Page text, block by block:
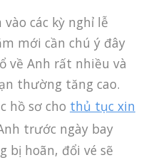
các kỳ nghỉ lễ
mới cần chú ý đây
về Anh rất nhiều và
thường tăng cao.
hồ sơ cho thủ tục xin
trước ngày bay
bị hoãn, đổi vé sẽ